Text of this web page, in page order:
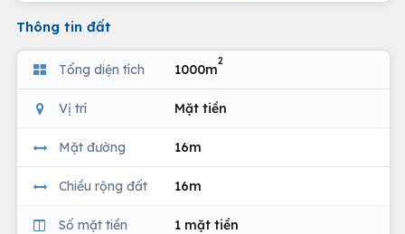
Thông tin đất
Tổng diện tích 1000m
2
Vị trí Mặt tiền
Mặt đường 16m
Chiều rộng đất 16m
Số mặt tiền 1 mặt tiền